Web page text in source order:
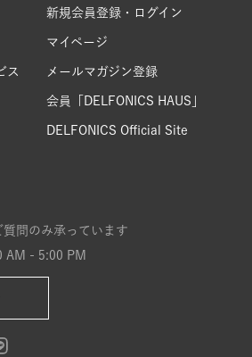
ス
新規会員登録・ログイン
マイページ
メールマガジン登録
会員「DELFONICS HAUS」
DELFONICS Official Site
問のみ承っています
AM - 5:00 PM